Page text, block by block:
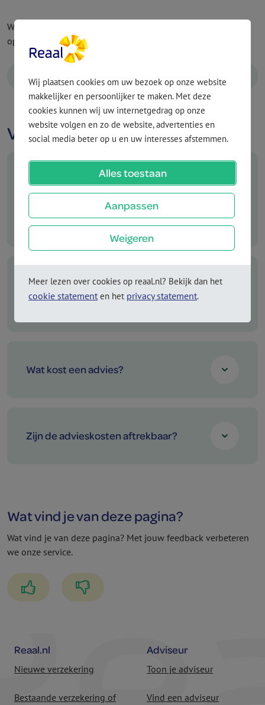
Wij plaatsen cookies om uw bezoek op onze website
makkelijker en persoonlijker te maken. Met deze
cookies kunnen wij uw internetgedrag op onze
website volgen en zo de website, advertenties en
social media beter op u en uw interesses afstemmen.
Alles toestaan
Aanpassen
Weigeren
Meer lezen over cookies op reaal.nl? Bekijk dan het
cookie statement en het privacy statement.
Wij hebben geen adviseurs in dienst. Je kunt zelf contact
opnemen met een financieel adviseur bij jou in de buurt.
Vind een adviseur
Veelgestelde vragen
Ik heb al een verzekering bij Reaal,
moet ik toch advieskosten betalen
aan mijn adviseur?
Kan ik mijn Zuivere Lijfrente ook
zonder adviseur afsluiten?
Wat kost een advies?
Zijn de advieskosten aftrekbaar?
Wat vind je van deze pagina?
Wat vind je van deze pagina? Met jouw feedback verbeteren
we onze service.
Reaal.nl
Nieuwe verzekering
Bestaande verzekering of
Adviseur
Toon je adviseur
Vind een adviseur